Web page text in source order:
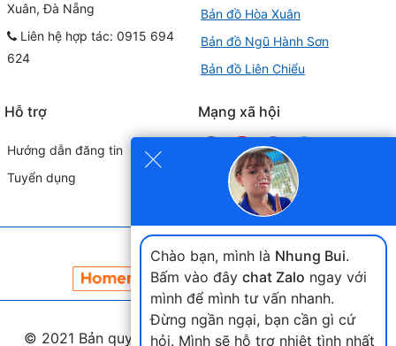
×
Chào bạn, mình là Nhung Bui.
Bấm vào đây chat Zalo ngay với
mình để mình tư vấn nhanh.
Đừng ngần ngại, bạn cần gì cứ
hỏi. Mình sẽ hỗ trợ nhiệt tình nhất
Xuân, Đà Nẵng
Liên hệ hợp tác: 0915 694
624
Bản đồ Hòa Xuân
Bản đồ Ngũ Hành Sơn
Bản đồ Liên Chiểu
Hỗ trợ
Hướng dẫn đăng tin
Tuyển dụng
Mạng xã hội
© 2021 Bản quyền thuộclandmap.vn. Phát triển nền